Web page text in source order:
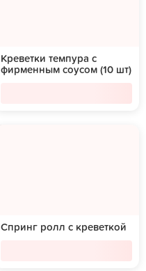
Креветки темпура с
фирменным соусом (10 шт)
Спринг ролл с креветкой